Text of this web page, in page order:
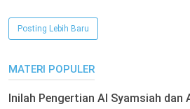
Posting Lebih Baru
MATERI POPULER
Inilah Pengertian Al Syamsiah dan